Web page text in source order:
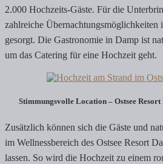
2.000 Hochzeits-Gäste. Für die
zahlreiche Übernachtungsmöglichkeiten
gesorgt. Die Gastronomie in Damp ist
um das Catering für eine Hochzeit geht.
Stimmungsvolle Location – Ostsee
Zusätzlich können sich die Gäste und
im Wellnessbereich des Ostsee Resort
lassen. So wird die Hochzeit zu einem